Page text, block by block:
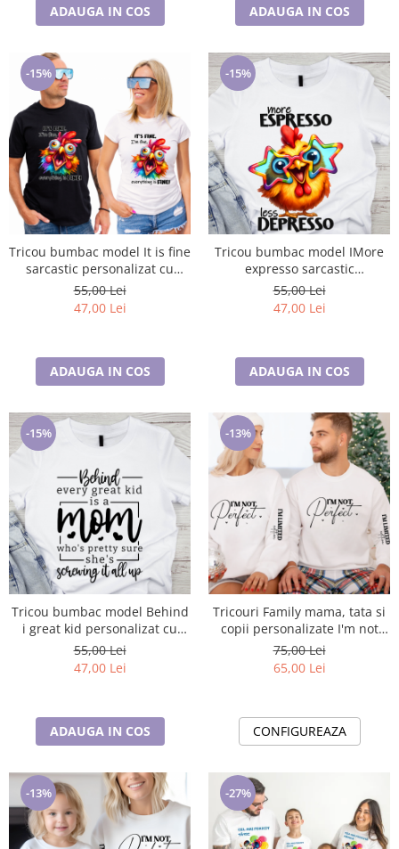
ADAUGA IN COS ADAUGA IN COS
-15%
Tricou bumbac model It is fine
sarcastic personalizat cu
TC5056
55,00 Lei
47,00 Lei
ADAUGA IN COS
-15%
Tricou bumbac model IMore
expresso sarcastic
personalizat cu nume sau
poza preferata TC5055
55,00 Lei
47,00 Lei
ADAUGA IN COS
-15%
Tricou bumbac model Behind
i great kid personalizat cu
TC5056
55,00 Lei
47,00 Lei
ADAUGA IN COS
-13%
Tricouri Family mama, tata si
copii personalizate I'm not
perfect 12255
75,00 Lei
65,00 Lei
CONFIGUREAZA
-13% -27%